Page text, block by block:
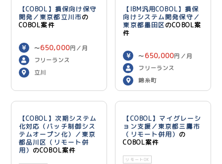
【COBOL】損保向け保守
開発／東京都立川市の
COBOL案件
〜650,000円／月
フリーランス
立川
【IBM汎用COBOL】損保
向けシステム開発保守／
東京都墨田区のCOBOL案
件
〜 650,000円／月
フリーランス
錦糸町
【COBOL】次期システム
化対応（バッチ制御シス
テムオープン化）／東京
都品川区（リモート併
用） のCOBOL案件
【COBOL】マイグレーシ
ョン支援／東京都三鷹市
（リモート併用） の
COBOL案件
リモートOK